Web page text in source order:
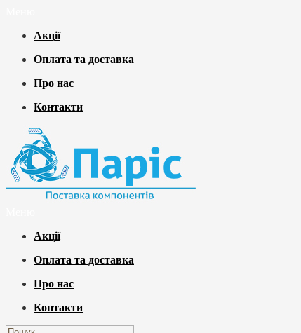
Акції
Оплата та доставка
Про нас
Контакти
Акції
Оплата та доставка
Про нас
Контакти